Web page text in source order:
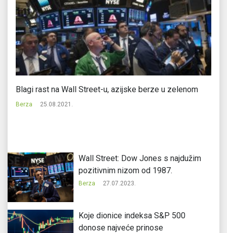
Blagi rast na Wall Street-u, azijske berze u zelenom
Berza 25.08.2021.
Wall Street: Dow Jones s najdužim
pozitivnim nizom od 1987.
Berza 27.07.2023.
Koje dionice indeksa S&P 500
donose najveće prinose